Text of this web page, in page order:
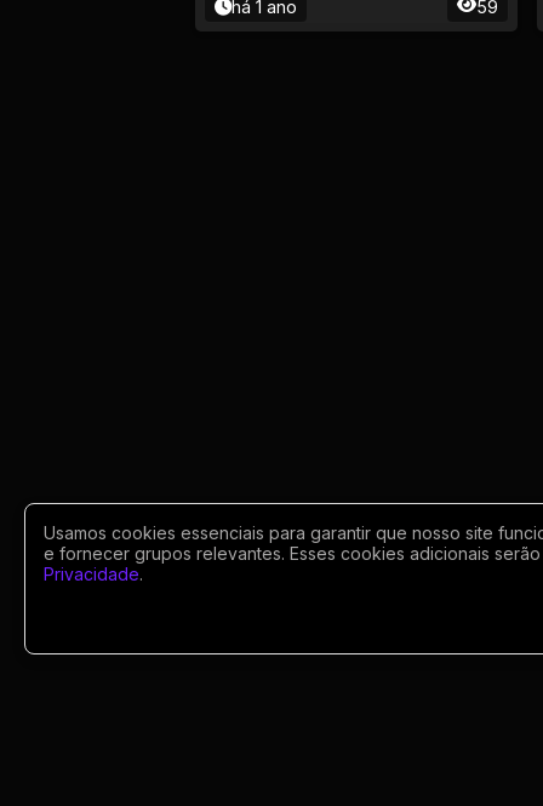
há 1 ano 59
Usamos cookies essenciais para garantir que nosso site
e fornecer grupos relevantes. Esses cookies adicionais
Privacidade.